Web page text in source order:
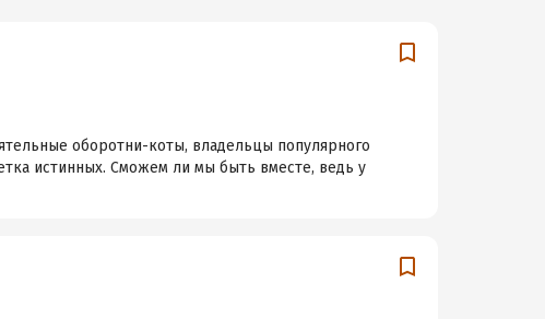
оборотни-коты, владельцы популярного
истинных. Сможем ли мы быть вместе, ведь у